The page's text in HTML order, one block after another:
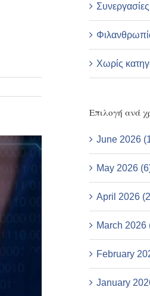
Χωρίς
Επιλογή ανά
June 2026
May 2026
April 2026
March 2026
February
January